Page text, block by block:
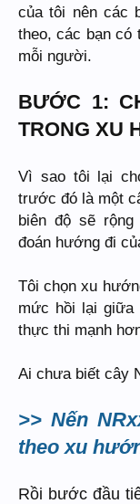
của tôi nên các
theo, các bạn có
mỗi người.
BƯỚC 1:
TRONG XU
Vì sao tôi lại
trước đó là một
biên độ sẽ
đoán hướng đi
Tôi chọn xu
mức hồi lại giữa
thực thi mạnh
Ai chưa biết cây
>> Nến
theo xu
Rồi bước đầu